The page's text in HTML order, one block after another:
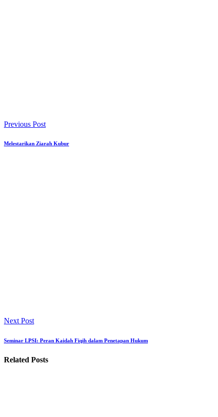
Previous Post
Melestarikan Ziarah Kubur
Next Post
Seminar LPSI: Peran Kaidah Fiqih dalam Penetapan Hukum
Related Posts